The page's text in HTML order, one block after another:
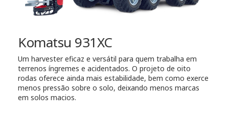
Komatsu 931XC
Um harvester eficaz e versátil para quem trabalha em
terrenos íngremes e acidentados. O projeto de oito
rodas oferece ainda mais estabilidade, bem como exerce
menos pressão sobre o solo, deixando menos marcas
em solos macios.